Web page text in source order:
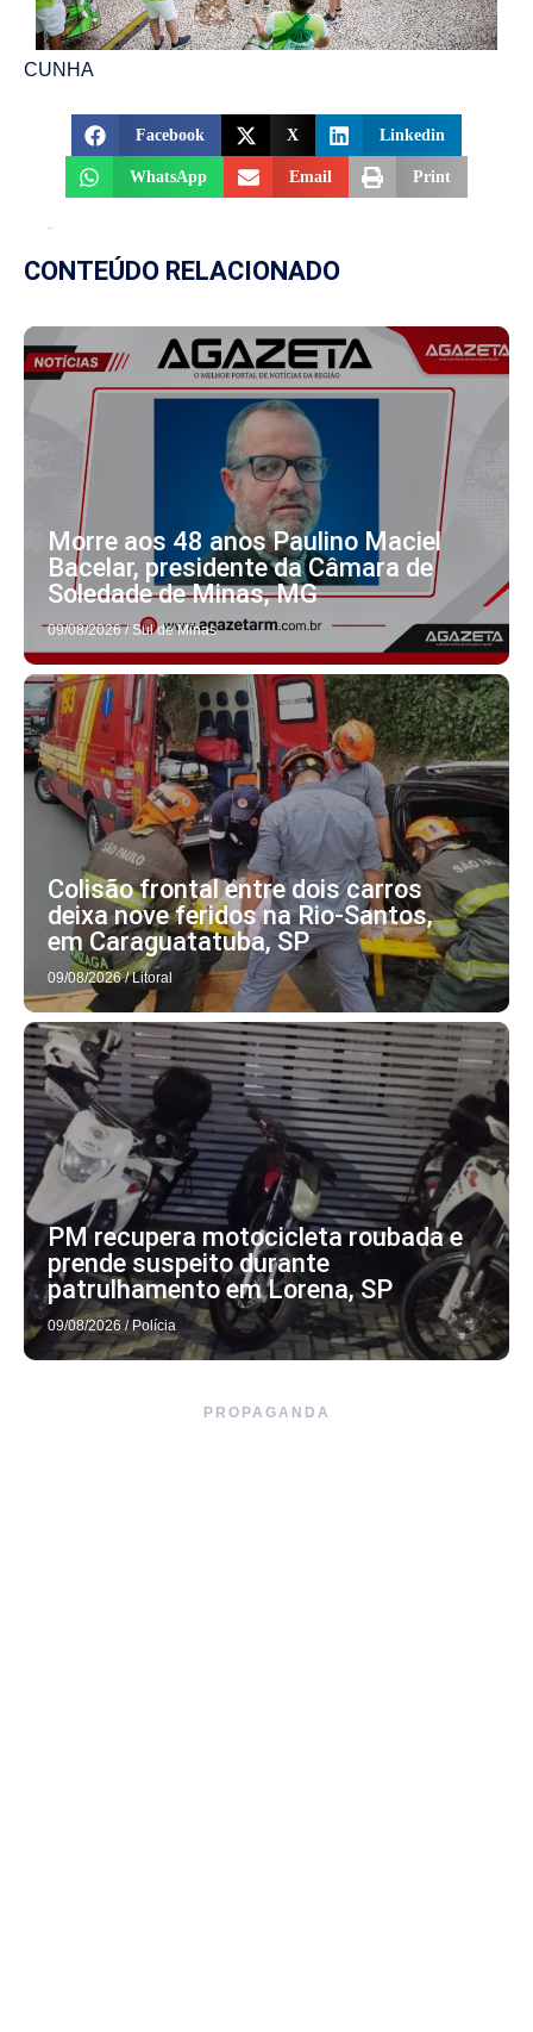
CUNHA
Facebook X Linkedin
WhatsApp Email Print
CONTEÚDO RELACIONADO
Morre aos 48 anos Paulino Maciel
Bacelar, presidente da Câmara de
Soledade de Minas, MG
09/08/2026 / Sul de Minas
Colisão frontal entre dois carros
deixa nove feridos na Rio-Santos,
em Caraguatatuba, SP
09/08/2026 / Litoral
PM recupera motocicleta roubada e
prende suspeito durante
patrulhamento em Lorena, SP
09/08/2026 / Polícia
PROPAGANDA